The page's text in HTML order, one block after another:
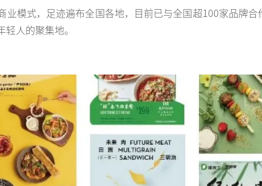
模式，足迹遍布全国各地，目前已与全国超100家品牌合
人的聚集地。